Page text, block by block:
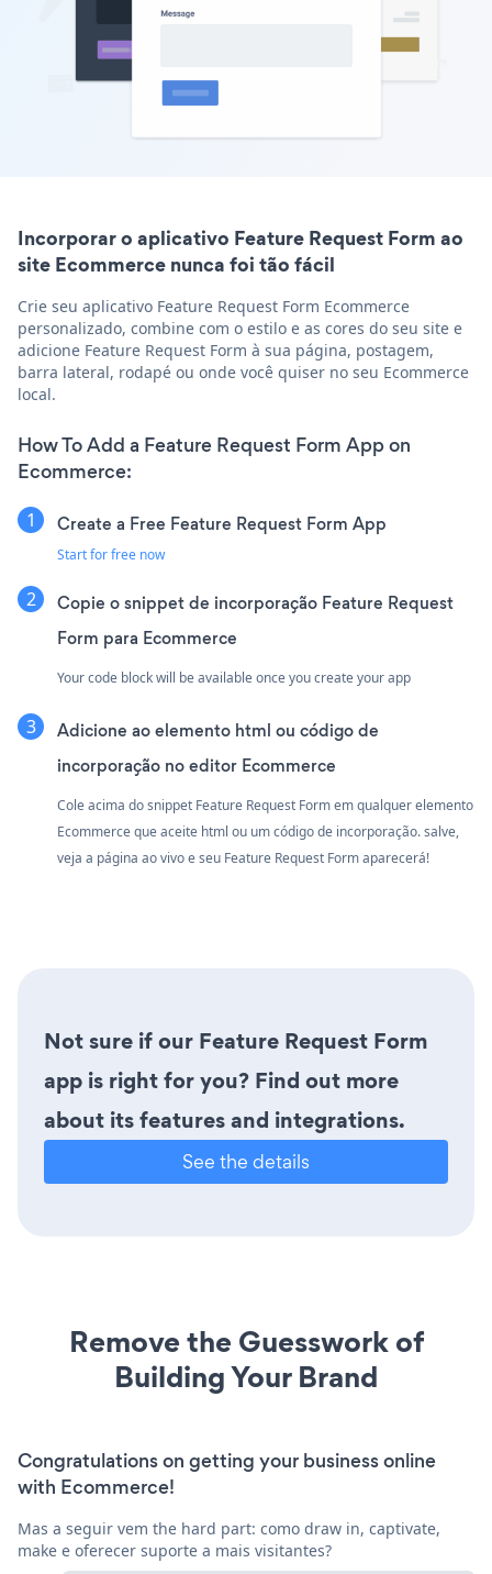
Incorporar o aplicativo Feature Request Form ao
site Ecommerce nunca foi tão fácil
Crie seu aplicativo Feature Request Form Ecommerce
personalizado, combine com o estilo e as cores do seu site e
adicione Feature Request Form à sua página, postagem,
barra lateral, rodapé ou onde você quiser no seu Ecommerce
local.
How To Add a Feature Request Form App on
Ecommerce:
Create a Free Feature Request Form App
Start for free now
Copie o snippet de incorporação Feature Request
Form para Ecommerce
Your code block will be available once you create your app
Adicione ao elemento html ou código de
incorporação no editor Ecommerce
Cole acima do snippet Feature Request Form em qualquer elemento
Ecommerce que aceite html ou um código de incorporação. salve,
veja a página ao vivo e seu Feature Request Form aparecerá!
Not sure if our Feature Request Form
app is right for you? Find out more
about its features and integrations.
See the details
Remove the Guesswork of
Building Your Brand
Congratulations on getting your business online
with Ecommerce!
Mas a seguir vem the hard part: como draw in, captivate,
make e oferecer suporte a mais visitantes?